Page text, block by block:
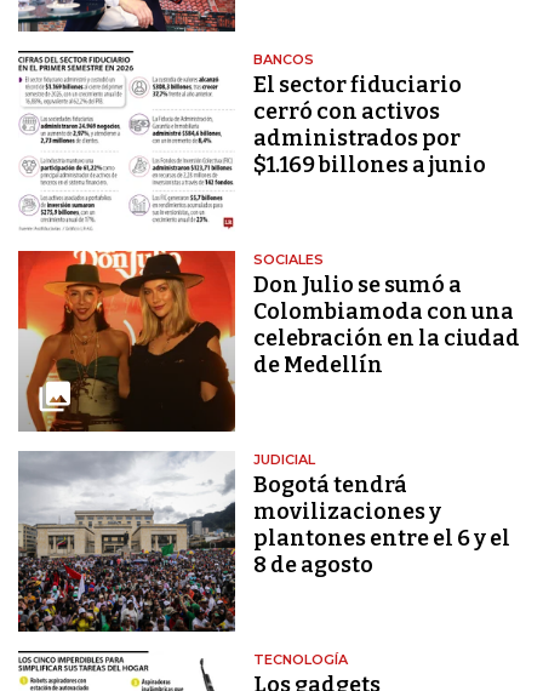
BANCOS
El sector fiduciario
cerró con activos
administrados por
$1.169 billones a junio
SOCIALES
Don Julio se sumó a
Colombiamoda con una
celebración en la ciudad
de Medellín
JUDICIAL
Bogotá tendrá
movilizaciones y
plantones entre el 6 y el
8 de agosto
TECNOLOGÍA
Los gadgets